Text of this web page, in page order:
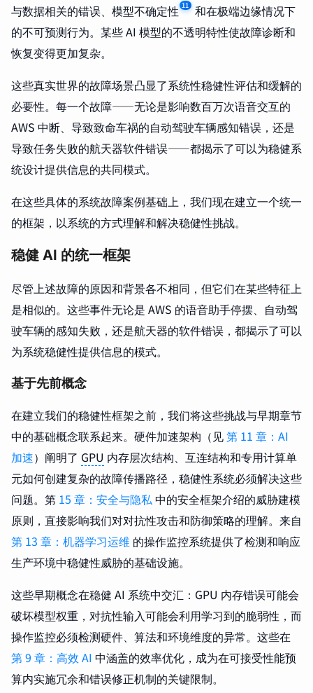
与数据相关的错误、模型不确定性 11 和在极端边缘情况下
的不可预测行为。某些 AI 模型的不透明特性使故障诊断和
恢复变得更加复杂。
这些真实世界的故障场景凸显了系统性稳健性评估和缓解的
必要性。每一个故障——无论是影响数百万次语音交互的
AWS 中断、导致致命车祸的自动驾驶车辆感知错误，还是
导致任务失败的航天器软件错误——都揭示了可以为稳健系
统设计提供信息的共同模式。
在这些具体的系统故障案例基础上，我们现在建立一个统一
的框架，以系统的方式理解和解决稳健性挑战。
稳健 AI 的统一框架
尽管上述故障的原因和背景各不相同，但它们在某些特征上
是相似的。这些事件无论是 AWS 的语音助手停摆、自动驾
驶车辆的感知失败，还是航天器的软件错误，都揭示了可以
为系统稳健性提供信息的模式。
基于先前概念
在建立我们的稳健性框架之前，我们将这些挑战与早期章节
中的基础概念联系起来。硬件加速架构（见第 11 章：AI
加速）阐明了 GPU 内存层次结构、互连结构和专用计算单
元如何创建复杂的故障传播路径，稳健性系统必须解决这些
问题。第 15 章：安全与隐私中的安全框架介绍的威胁建模
原则，直接影响我们对对抗性攻击和防御策略的理解。来自
第 13 章：机器学习运维 的操作监控系统提供了检测和响应
生产环境中稳健性威胁的基础设施。
这些早期概念在稳健 AI 系统中交汇：GPU 内存错误可能会
破坏模型权重，对抗性输入可能会利用学习到的脆弱性，而
操作监控必须检测硬件、算法和环境维度的异常。这些在
第 9 章：高效 AI 中涵盖的效率优化，成为在可接受性能预
算内实施冗余和错误修正机制的关键限制。